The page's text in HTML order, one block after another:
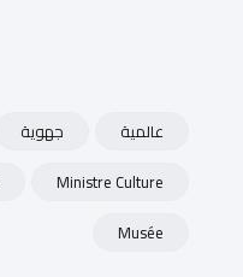
عالمية جهوية
Ministre Culture
Musée